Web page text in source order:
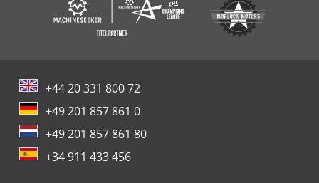
+44 20 331 800 72
+49 201 857 861 0
+49 201 857 861 80
+34 911 433 456